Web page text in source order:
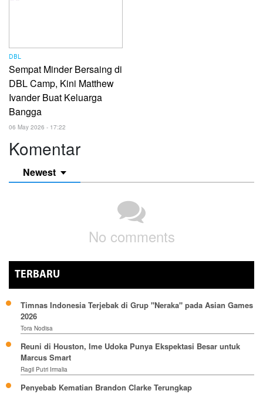
DBL
Sempat Minder Bersaing di
DBL Camp, Kini Matthew
Ivander Buat Keluarga
Bangga
06 May 2026 - 17:22
Komentar
Newest
No comments
TERBARU
Timnas Indonesia Terjebak di Grup "Neraka" pada Asian Games
2026
Tora Nodisa
Reuni di Houston, Ime Udoka Punya Ekspektasi Besar untuk
Marcus Smart
Ragil Putri Irmalia
Penyebab Kematian Brandon Clarke Terungkap